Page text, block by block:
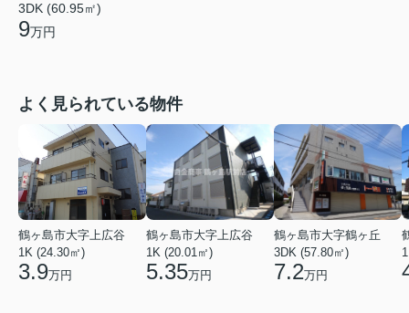
3DK (60.95㎡)
9万円
よく見られている物件
鶴ヶ島市大字上広谷
1K (24.30㎡)
3.9万円
鶴ヶ島市大字上広谷
1K (20.01㎡)
5.35万円
鶴ヶ島市大字鶴ヶ丘
3DK (57.80㎡)
7.2万円